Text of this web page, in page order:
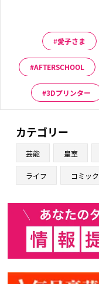
愛子さま
AFTERSCHOOL
3Dプリンター
カテゴリー
芸能 皇室
ライフ コミック